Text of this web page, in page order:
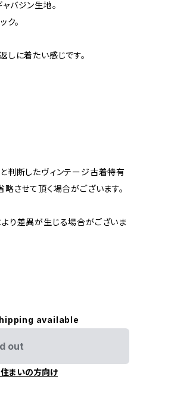
バジン生地。
ク。
しに着たい感じです。
判断したヴィンテージ古着特有
略させて頂く場合がございます。
り差異が生じる場合がございま
available
out
まいの方向け